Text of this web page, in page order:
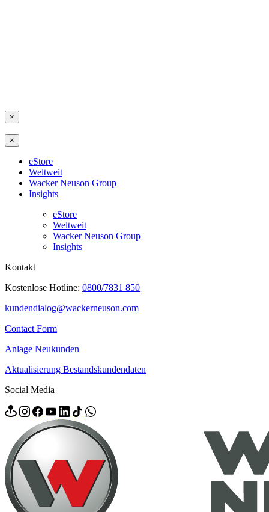
×
×
eStore
Weltweit
Wacker Neuson Group
Insights
eStore
Weltweit
Wacker Neuson Group
Insights
Kontakt
Kostenlose Hotline: 0800/7831 850
kundendialog@wackerneuson.com
Contact Form
Anlage Neukunden
Aktualisierung Bestandskundendaten
Social Media